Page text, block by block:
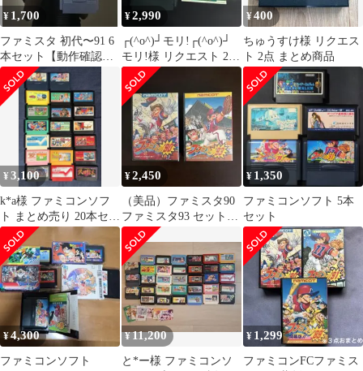
¥ 1,700
ファミスタ 初代〜91 6
本セット【動作確認
済】ファミコン
¥2,990
┌(^o^)┘モリ!┌(^o^)┘
モリ!様 リクエスト 2点
まとめ商品
¥400
ちゅうすけ様 リクエス
ト 2点 まとめ商品
¥3,100
k*a様 ファミコンソフ
ト まとめ売り 20本セッ
ト
¥2,450
（美品）ファミスタ90
ファミスタ93 セット
（ファミコン）
¥ 1,350
ファミコンソフト 5本
セット
¥4,300
ファミコンソフト
¥11,200
と*ー様 ​ファミコンソ
¥ 1,299
ファミコンFCファミス